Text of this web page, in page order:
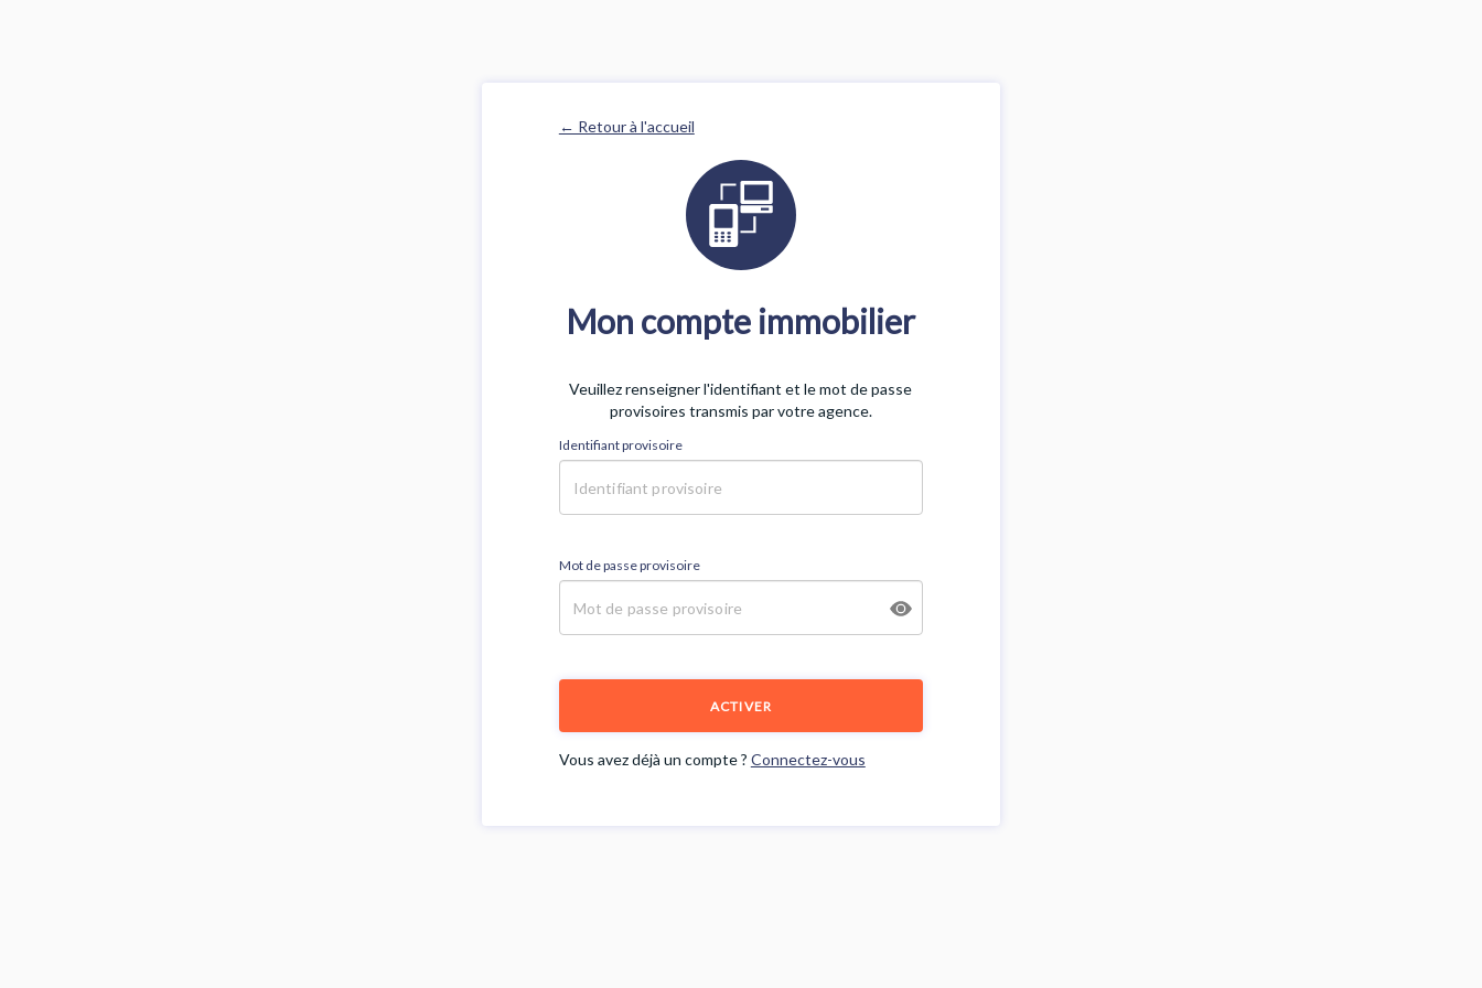
← Retour à l'accueil
Mon compte immobilier
Veuillez renseigner l'identifiant et le mot de passe
provisoires transmis par votre agence.
Identifiant provisoire
Mot de passe provisoire
ACTIVER
Vous avez déjà un compte ? Connectez-vous